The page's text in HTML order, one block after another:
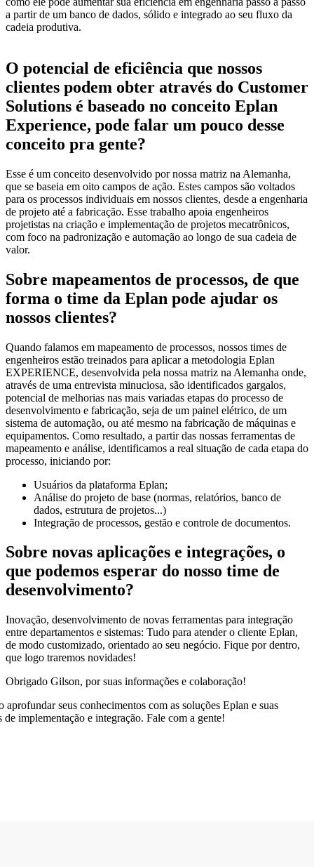
a partir de um banco de dados, sólido e integrado ao seu fluxo da
cadeia produtiva.
O potencial de eficiência que nossos
clientes podem obter através do Customer
Solutions é baseado no conceito Eplan
Experience, pode falar um pouco desse
conceito pra gente?
Esse é um conceito desenvolvido por nossa matriz na Alemanha,
que se baseia em oito campos de ação. Estes campos são voltados
para os processos individuais em nossos clientes, desde a engenharia
de projeto até a fabricação. Esse trabalho apoia engenheiros
projetistas na criação e implementação de projetos mecatrônicos,
com foco na padronização e automação ao longo de sua cadeia de
valor.
Sobre mapeamentos de processos, de que
forma o time da Eplan pode ajudar os
nossos clientes?
Quando falamos em mapeamento de processos, nossos times de
engenheiros estão treinados para aplicar a metodologia Eplan
EXPERIENCE, desenvolvida pela nossa matriz na Alemanha onde,
através de uma entrevista minuciosa, são identificados gargalos,
potencial de melhorias nas mais variadas etapas do processo de
desenvolvimento e fabricação, seja de um painel elétrico, de um
sistema de automação, ou até mesmo na fabricação de máquinas e
equipamentos. Como resultado, a partir das nossas ferramentas de
mapeamento e análise, identificamos a real situação de cada etapa do
processo, iniciando por:
Usuários da plataforma Eplan;
Análise do projeto de base (normas, relatórios, banco de
dados, estrutura de projetos...)
Integração de processos, gestão e controle de documentos.
Sobre novas aplicações e integrações, o
que podemos esperar do nosso time de
desenvolvimento?
Inovação, desenvolvimento de novas ferramentas para integração
entre departamentos e sistemas: Tudo para atender o cliente Eplan,
de modo customizado, orientado ao seu negócio. Fique por dentro,
que logo traremos novidades!
Obrigado Gilson, por suas informações e colaboração!
aprofundar seus conhecimentos com as soluções Eplan e suas
implementação e integração. Fale com a gente!